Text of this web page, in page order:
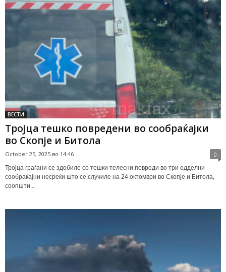
ВЕСТИ
Тројца тешко повредени во сообраќајки
во Скопје и Битола
October 25, 2025 во 14:46 0
Тројца граѓани се здобиле со тешки телесни повреди во три одделни
сообраќајни несреќи што се случиле на 24 октомври во Скопје и Битола,
соопшти...